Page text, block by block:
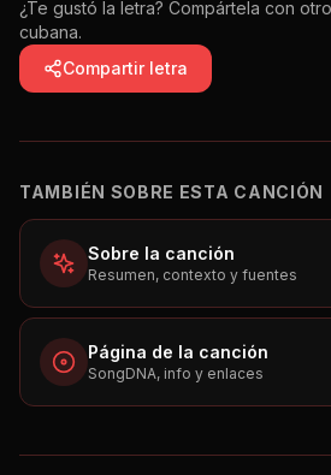
¿Te gustó la letra? Compártela con
cubana.
Compartir letra
TAMBIÉN SOBRE ESTA CANCIÓN
Sobre la canción
Resumen, contexto y fuentes
Página de la canción
SongDNA, info y enlaces